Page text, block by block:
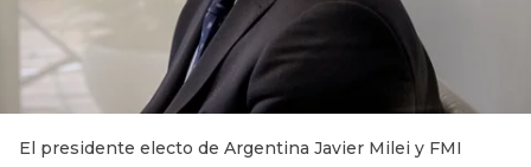
El presidente electo de Argentina Javier Milei y FMI